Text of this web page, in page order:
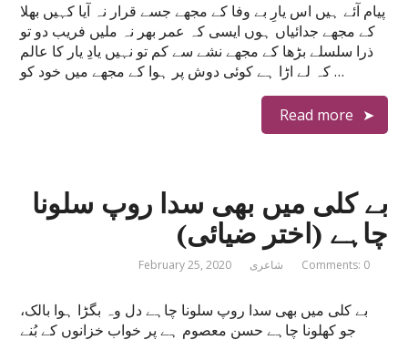
پیام آئے ہیں اس یارِ بے وفا کے مجھے جسے قرار نہ آیا کہیں بھلا
کے مجھے جدائیاں ہوں ایسی کہ عمر بھر نہ ملیں فریب دو تو
ذرا سلسلے بڑھا کے مجھے نشے سے کم تو نہیں یادِ یار کا عالم
کہ لے اڑا ہے کوئی دوش پر ہوا کے مجھے میں خود کو …
Read more
بے کلی میں بھی سدا روپ سلونا
چاہے (اختر ضیائی)
February 25, 2020 شاعری Comments: 0
بے کلی میں بھی سدا روپ سلونا چاہے دل وہ بگڑا ہوا بالک،
جو کھلونا چاہے حسن معصوم ہے پر خواب خزانوں کے بُنے